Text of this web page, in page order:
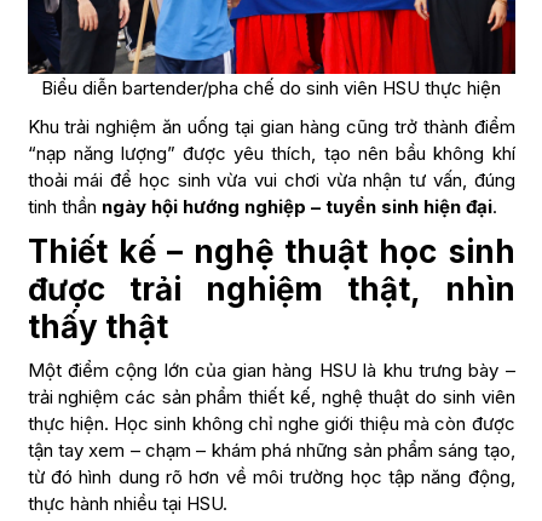
Biểu diễn bartender/pha chế do sinh viên HSU thực hiện
Khu trải nghiệm ăn uống tại gian hàng cũng trở thành điểm
“nạp năng lượng” được yêu thích, tạo nên bầu không khí
thoải mái để học sinh vừa vui chơi vừa nhận tư vấn, đúng
tinh thần ngày hội hướng nghiệp – tuyển sinh hiện đại.
Thiết kế – nghệ thuật học sinh
được trải nghiệm thật, nhìn
thấy thật
Một điểm cộng lớn của gian hàng HSU là khu trưng bày –
trải nghiệm các sản phẩm thiết kế, nghệ thuật do sinh viên
thực hiện. Học sinh không chỉ nghe giới thiệu mà còn được
tận tay xem – chạm – khám phá những sản phẩm sáng tạo,
từ đó hình dung rõ hơn về môi trường học tập năng động,
thực hành nhiều tại HSU.